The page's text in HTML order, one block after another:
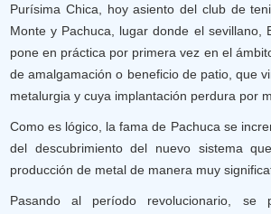
Purísima Chica, hoy asiento del club de
Monte y Pachuca, lugar donde el sevillano,
pone en práctica por primera vez en el
de amalgamación o beneficio de patio, que
metalurgia y cuya implantación perdura por
Como es lógico, la fama de Pachuca se
del descubrimiento del nuevo sistema
producción de metal de manera muy
Pasando al período revolucionario, se